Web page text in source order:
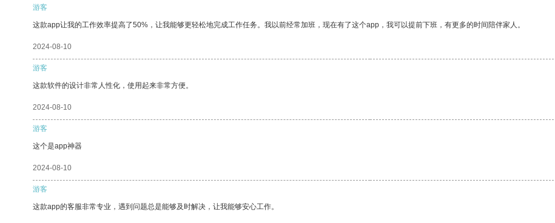
游客
这款app让我的工作效率提高了50%，让我能够更轻松地完成工作任务。我以前经常加班，现在有了这个app，我可以提前下班，有更多的时间陪伴家人。
2024-08-10
游客
这款软件的设计非常人性化，使用起来非常方便。
2024-08-10
游客
这个是app神器
2024-08-10
游客
这款app的客服非常专业，遇到问题总是能够及时解决，让我能够安心工作。